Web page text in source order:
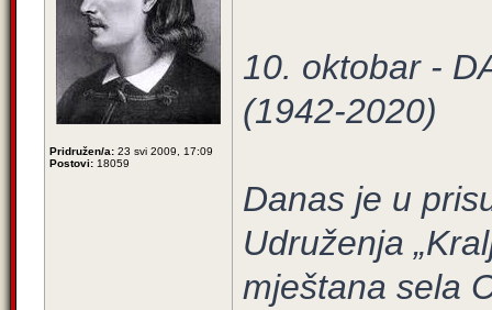
Pridružen/a: 23 svi 2009, 17:09
Postovi: 18059
10. oktobar -
(1942-2020)
Danas je u
Udruženja
mještana sela